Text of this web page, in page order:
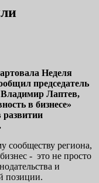
Неделя
председатель
Владимир Лаптев,
в бизнесе»
развитии
сообществу региона,
- это не просто
и
позиции.